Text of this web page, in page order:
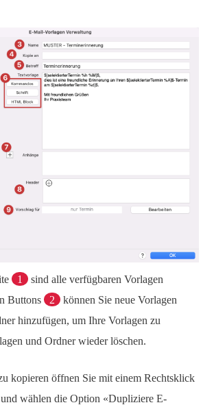
1
sind alle verfügbaren Vorlagen
Buttons
2
können Sie neue Vorlagen
hinzufügen, um Ihre Vorlagen zu
und Ordner wieder löschen.
kopieren öffnen Sie mit einem Rechtsklick
wählen die Option «Dupliziere E-